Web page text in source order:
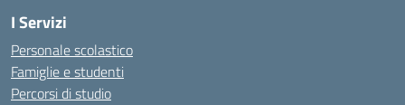
I Servizi
Personale scolastico
Famiglie e studenti
Percorsi di studio